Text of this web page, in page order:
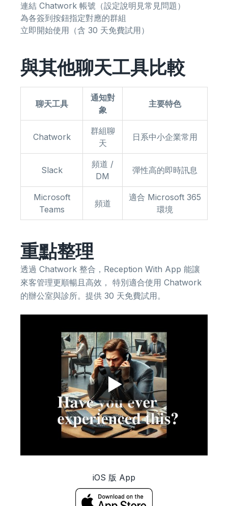
連結 Chatwork 帳號（設定說明見常見問題）
為各簽到按鈕指定對應的群組
立即開始使用（含 30 天免費試用）
與其他聊天工具比較
聊天工具
通知對
象
主要特色
Chatwork
群組聊
天
日系中小企業常用
Slack
頻道 /
DM
彈性高的即時訊息
Microsoft
Teams
頻道
適合 Microsoft 365
環境
重點整理
透過 Chatwork 整合，Reception With App 能讓
來客管理更順暢且高效， 特別適合使用 Chatwork
的辦公室與診所。提供 30 天免費試用。
▶
iOS 版 App